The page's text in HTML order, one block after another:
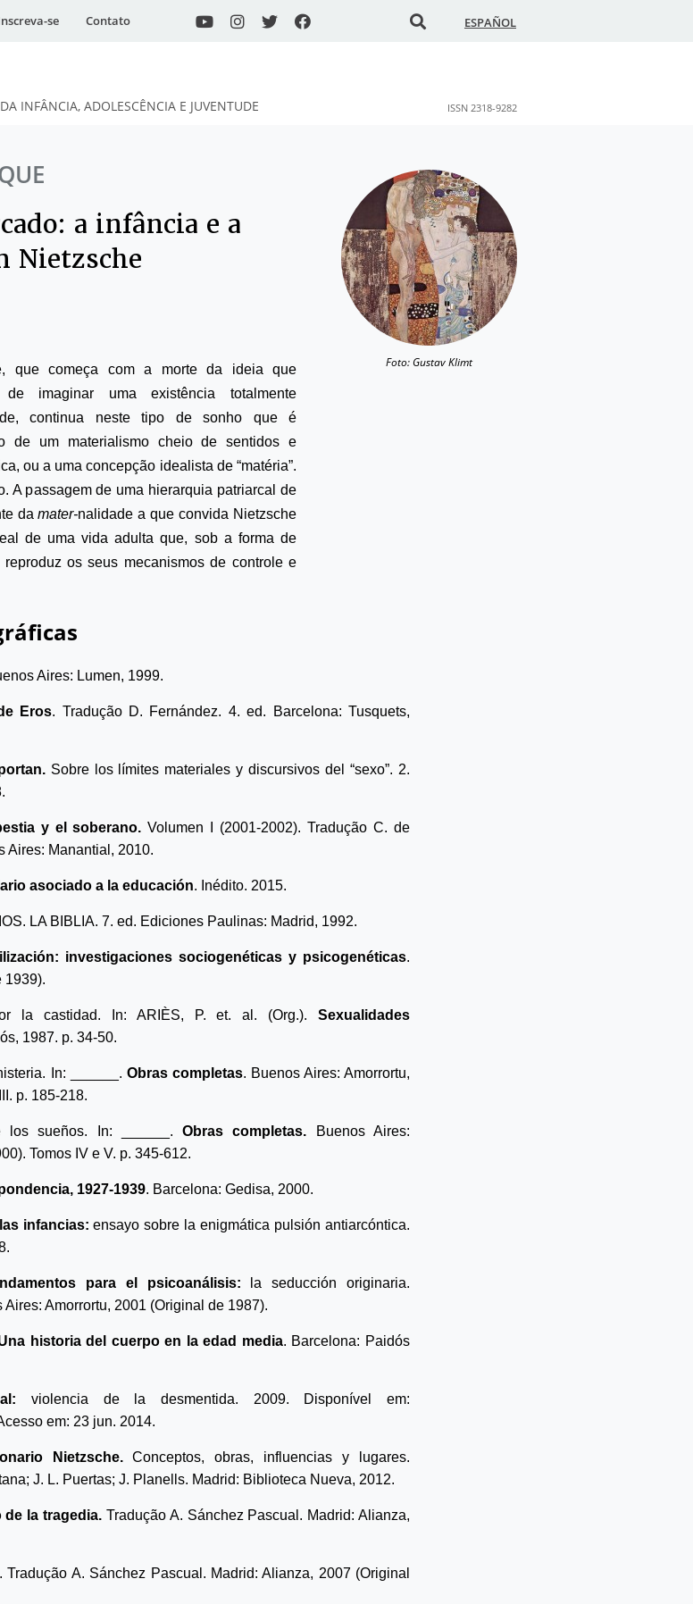
se Contato ESPAÑOL
INFÂNCIA, ADOLESCÊNCIA E JUVENTUDE ISSN 2318-9282
Foto: Gustav Klimt
a infância e a
Nietzsche
que começa com a morte da ideia que
imaginar uma existência totalmente
continua neste tipo de sonho que é
de um materialismo cheio de sentidos e
ou a uma concepção idealista de “matéria”.
A passagem de uma hierarquia patriarcal de
damater-nalidade a que convida Nietzsche
de uma vida adulta que, sob a forma de
os seus mecanismos de controle e
Aires: Lumen, 1999.
Eros. Tradução D. Fernández. 4. ed. Barcelona: Tusquets,
Sobre los límites materiales y discursivos del “sexo”. 2.
y el soberano.Volumen I (2001-2002). Tradução C. de
Aires: Manantial, 2010.
asociado a la educación. Inédito. 2015.
LA BIBLIA. 7. ed. Ediciones Paulinas: Madrid, 1992.
investigaciones sociogenéticas y psicogenéticas.
1939).
la castidad. In: ARIÈS, P. et. al. (Org.).Sexualidades
1987. p. 34-50.
In: ______. Obras completas. Buenos Aires: Amorrortu,
p. 185-218.
los sueños. In: ______.Obras completas.
Buenos Aires:
Tomos IV e V. p. 345-612.
1927-1939. Barcelona: Gedisa, 2000.
infancias:ensayo sobre la enigmática pulsión antiarcóntica.
para el psicoanálisis:
la seducción originaria.
Amorrortu, 2001 (Original de 1987).
historia del cuerpo en la edad media. Barcelona: Paidós
violencia de la desmentida. 2009. Disponível em:
em: 23 jun. 2014.
Nietzsche.Conceptos, obras, influencias y lugares.
J. L. Puertas; J. Planells. Madrid: Biblioteca Nueva, 2012.
de la tragedia. Tradução A. Sánchez Pascual. Madrid: Alianza,
. Tradução A. Sánchez Pascual. Madrid: Alianza, 2007 (Original